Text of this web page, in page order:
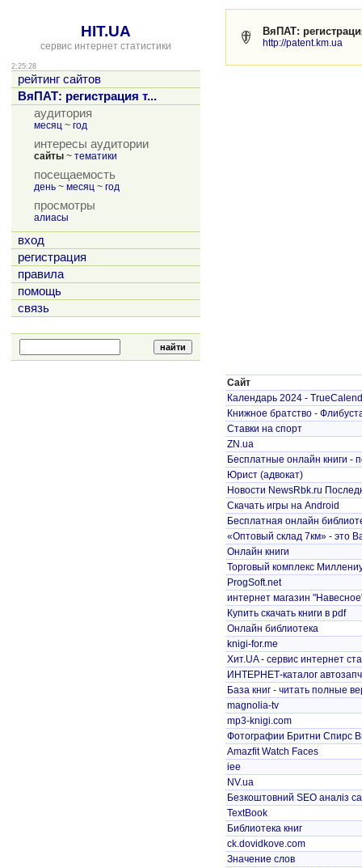
HIT.UA
сервис интернет статистики
2:25:28
рейтинг сайтов
ВяПАТ: регистрация т...
аудитория
месяц ~ год
интересы аудитории
сайты ~ тематики
посещаемость
день ~ месяц ~ год
просмотры
алиасы
вход
регистрация
правила
помощь
связь
ВяПАТ:
http://patent.km.ua
Сайт
Календарь 2024 -
Книжное братство -
Ставки на спорт
ZN.ua
Бесплатные онлайн книги -
Юрист (адвокат)
Новости NewsRbk.ru
Скачать игры на Android
Бесплатная онлайн
«Оптовый склад 7км» - это
Онлайн книги
Торговый комплекс
ProgSoft.net
интернет магазин
Купить скачать книги в pdf
Онлайн библиотека
knigi-for.me
Хит.UA - сервис интернет
ИНТЕРНЕТ-каталог
База книг - читать полные
magnolia-tv
mp3-knigi.com
Фотографии Бритни Спирс
Amazfit Watch Faces
iee
NV.ua
Безкоштовний SEO аналіз
TextBook
Библиотека книг
ck.dovidkove.com
Значение слов